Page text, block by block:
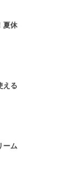
夏休
える
ーム